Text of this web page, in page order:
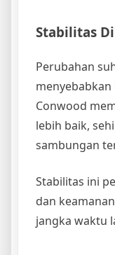
Stabilitas
Perubahan
Conwood
lebih baik,
sambungan
Stabilitas ini
dan
jangka waktu